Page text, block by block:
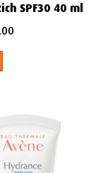
SPF30 40 ml